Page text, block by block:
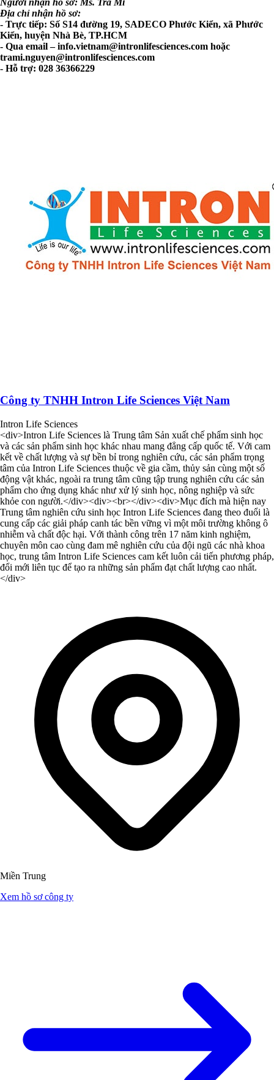
Địa chỉ nhận hồ sơ:
- Trực tiếp: Số S14 đường 19, SADECO Phước Kiển, xã Phước
Kiển, huyện Nhà Bè, TP.HCM
- Qua email –info.vietnam@intronlifesciences.com hoặc
trami.nguyen@intronlifesciences.com
- Hỗ trợ: 028 36366229
Công ty TNHH Intron Life Sciences Việt Nam
Intron Life Sciences
<div>Intron Life Sciences là Trung tâm Sản xuất chế phẩm sinh học
và các sản phẩm sinh học khác nhau mang đẳng cấp quốc tế. Với cam
kết về chất lượng và sự bền bỉ trong nghiên cứu, các sản phẩm trọng
tâm của Intron Life Sciences thuộc về gia cầm, thủy sản cùng một số
động vật khác, ngoài ra trung tâm cũng tập trung nghiên cứu các sản
phẩm cho ứng dụng khác như xử lý sinh học, nông nghiệp và sức
khỏe con người.</div><div><br></div><div>Mục đích mà hiện nay
Trung tâm nghiên cứu sinh học Intron Life Sciences đang theo đuổi là
cung cấp các giải pháp canh tác bền vững vì một môi trường không ô
nhiễm và chất độc hại. Với thành công trên 17 năm kinh nghiệm,
chuyên môn cao cùng đam mê nghiên cứu của đội ngũ các nhà khoa
học, trung tâm Intron Life Sciences cam kết luôn cải tiến phương pháp,
đổi mới liên tục để tạo ra những sản phẩm đạt chất lượng cao nhất.
</div>
Miền Trung
Xem hồ sơ công ty